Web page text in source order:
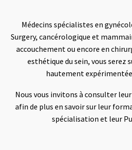
Médecins spécialistes en
Surgery, cancérologique et
accouchement ou encore en
esthétique du sein, vous serez
hautement
Nous vous invitons à consulter
afin de plus en savoir sur leur
spécialisation et leur